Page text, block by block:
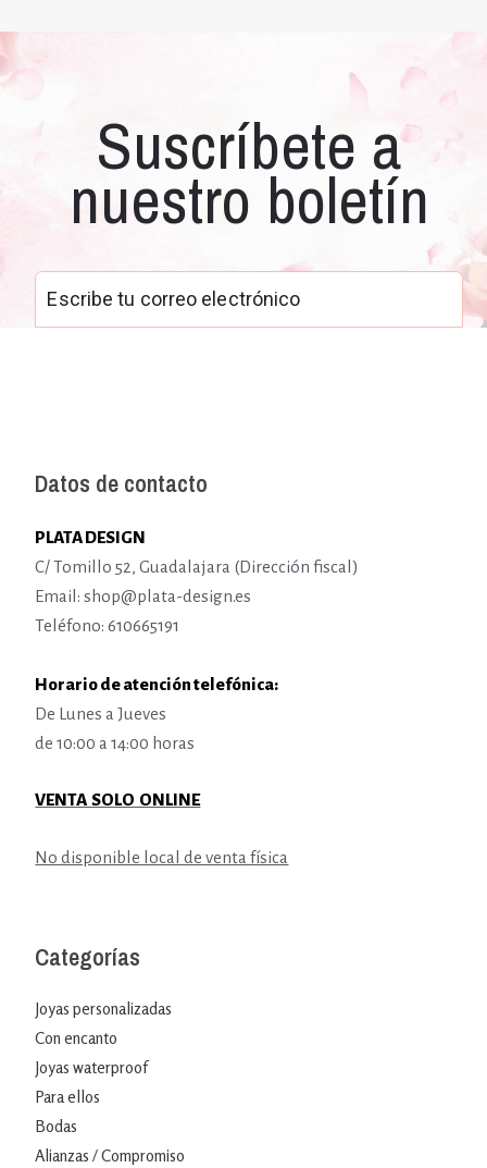
Suscríbete a
nuestro boletín
Datos de contacto
PLATA DESIGN
C/ Tomillo 52, Guadalajara (Dirección fiscal)
Email: shop@plata-design.es
Teléfono: 610665191
Horario de atención telefónica:
De Lunes a Jueves
de 10:00 a 14:00 horas
VENTA SOLO ONLINE
No disponible local de venta física
Categorías
Joyas personalizadas
Con encanto
Joyas waterproof
Para ellos
Bodas
Alianzas / Compromiso